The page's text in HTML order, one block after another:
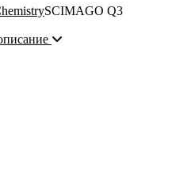
SCIMAGO Q3